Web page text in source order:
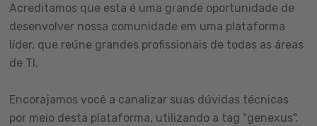
Acreditamos que esta é uma grande oportunidade de
desenvolver nossa comunidade em uma plataforma
líder, que reúne grandes profissionais de todas as áreas
de TI.
Encorajamos você a canalizar suas dúvidas técnicas
por meio desta plataforma, utilizando a tag "genexus".